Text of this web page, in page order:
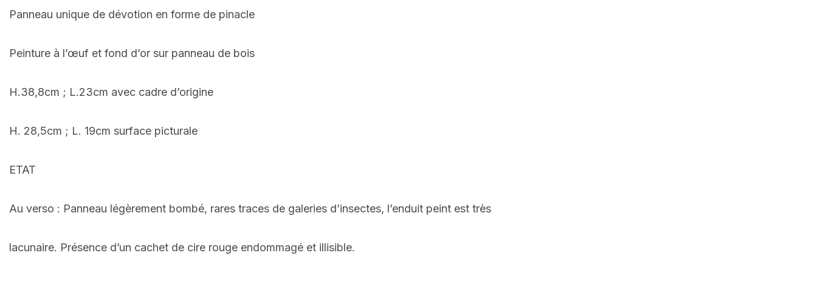
Panneau unique de dévotion en forme de pinacle
Peinture à l’œuf et fond d’or sur panneau de bois
H.38,8cm ; L.23cm avec cadre d’origine
H. 28,5cm ; L. 19cm surface picturale
ETAT
Au verso : Panneau légèrement bombé, rares traces de galeries d’insectes, l’enduit peint est très
lacunaire. Présence d’un cachet de cire rouge endommagé et illisible.